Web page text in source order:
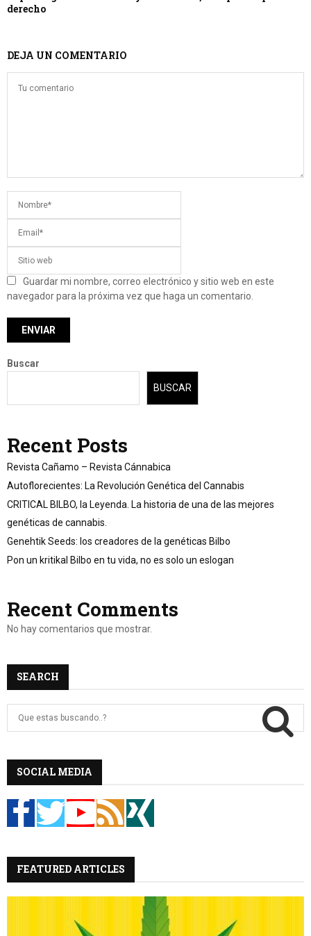
derecho
DEJA UN COMENTARIO
Guardar mi nombre, correo electrónico y sitio web en este
navegador para la próxima vez que haga un comentario.
Buscar
BUSCAR
Recent Posts
Revista Cañamo – Revista Cánnabica
Autoflorecientes: La Revolución Genética del Cannabis
CRITICAL BILBO, la Leyenda. La historia de una de las mejores
genéticas de cannabis.
Genehtik Seeds: los creadores de la genéticas Bilbo
Pon un kritikal Bilbo en tu vida, no es solo un eslogan
Recent Comments
No hay comentarios que mostrar.
SEARCH
r
:
R
SOCIAL MEDIA
FEATURED ARTICLES